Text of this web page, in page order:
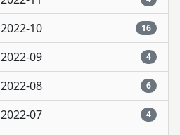
2022-10 16
2022-09 4
2022-08 6
2022-07 4